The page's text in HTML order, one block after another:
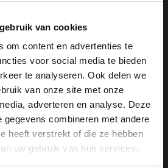
van cookies
om content en advertenties te
voor social media te bieden
te analyseren. Ook delen we
van onze site met onze
adverteren en analyse. Deze
gegevens combineren met andere
heeft verstrekt of die ze hebben
uw gebruik van hun services.
te gast bij de Duitse zender van
hier hoe hij de samenwerking
op dit moment ziet: ''Hij lijkt
vier tienden te missen. Dat is niet
moet misschien nog wennen
GRAND PRIX RADIO
24 jaar of ouder?
aan en klik hieronder om
naar de website!
instellingen